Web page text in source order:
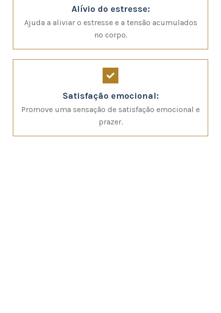
Alívio do estresse:
Ajuda a aliviar o estresse e a tensão acumulados
no corpo.
Satisfação emocional:
Promove uma sensação de satisfação emocional e
prazer.